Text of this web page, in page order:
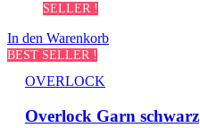
SELLER !
In den Warenkorb
BEST SELLER !
OVERLOCK
Overlock Garn schwarz